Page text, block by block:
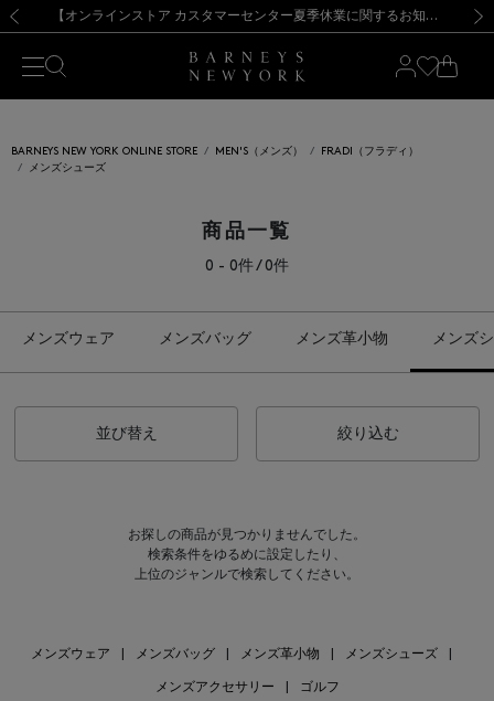
新規登録のお客様も対象！＜MY BARNEYS＞会員のお客様は11,000円（税込）以上のお買上げで常時送料無料！お買い物の際は会員登録を！
【夏季休業に伴う出荷一時停止のお知らせ】(2026.8.7) 【オンラインストア カスタマーセンター夏季休業に関するお知らせ】（2026.8.7）
【夏季休業に伴う返品・交換承り一時停止のお知らせ】（2026.8.5）
熊本県を中心とした地震の影響によるお荷物のお届けについて
【開催中】SUMMER SALEのご案内・ご注意事項 新規登録のお客様も対象！＜MY BARNEYS＞会員のお客様は11,000円（税込）以上のお買上げで常時送料無料！お買い物の際は会員登録を！
【夏季休業に伴う出荷一時停止のお知らせ】(2026.8.7)
BARNEYS NEW YORK ONLINE STORE MEN'S（メンズ）
FRADI（フラディ）
メンズシューズ
商品一覧
0 - 0件 / 0件
メンズウェア メンズバッグ メンズ革小物 メンズ
並び替え 絞り込む
お探しの商品が見つかりませんでした。
検索条件をゆるめに設定したり、
上位のジャンルで検索してください。
メンズウェア メンズバッグ メンズ革小物 メンズシューズ
メンズアクセサリー ゴルフ